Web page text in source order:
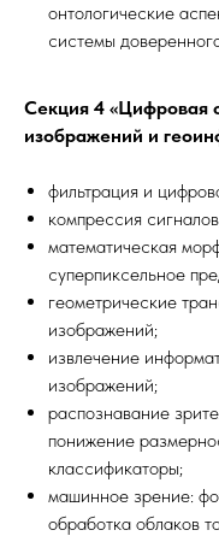
онтологические
системы
Секция 4 «Цифровая
изображений и
фильтрация и
компрессия
математическая
суперпиксельное
геометрические
изображений;
извлечение
изображений;
распознавание
понижение
классификаторы;
машинное зрение:
обработка облаков